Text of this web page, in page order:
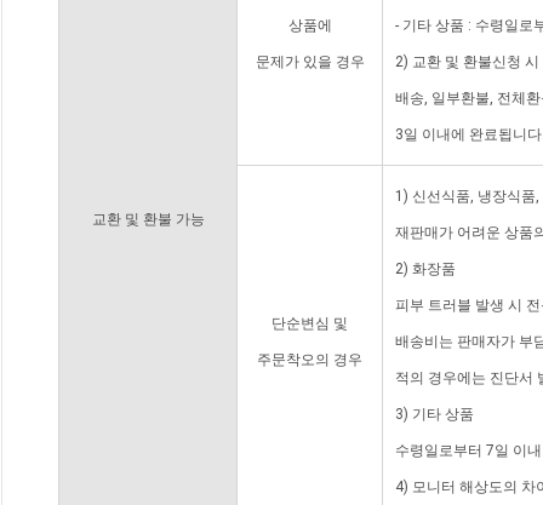
교환 및 환불 가능
상품에
문제가 있을 경우
- 기타 상품 : 수령일로
2) 교환 및 환불신청
배송, 일부환불, 전체
3일 이내에 완료됩니
단순변심 및
주문착오의 경우
1) 신선식품, 냉장식품
재판매가 어려운 상품
2) 화장품
피부 트러블 발생 시
배송비는 판매자가 부
적의 경우에는 진단서
3) 기타 상품
수령일로부터 7일 이
4) 모니터 해상도의 차